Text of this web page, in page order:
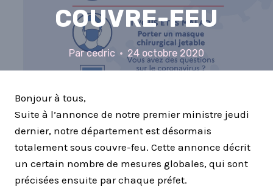
COUVRE-FEU
Parcedric 24 octobre 2020
Bonjour à tous,
Suite à l’annonce de notre premier ministre jeudi
dernier, notre département est désormais
totalement sous couvre-feu. Cette annonce décrit
un certain nombre de mesures globales, qui sont
précisées ensuite par chaque préfet.